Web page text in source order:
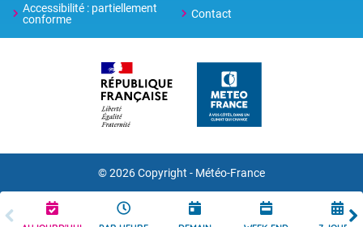
Accessibilité : partiellement
conforme
Contact
© 2026 Copyright - Météo-France